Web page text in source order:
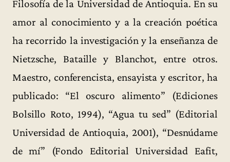
Filosofía de la Universidad de Antioquia. En su
amor al conocimiento y a la creación poética
ha recorrido la investigación y la enseñanza de
Nietzsche, Bataille y Blanchot, entre otros.
Maestro, conferencista, ensayista y escritor, ha
publicado: “El oscuro alimento” (Ediciones
Bolsillo Roto, 1994), “Agua tu sed” (Editorial
Universidad de Antioquia, 2001), “Desnúdame
de mí” (Fondo Editorial Universidad Eafit,